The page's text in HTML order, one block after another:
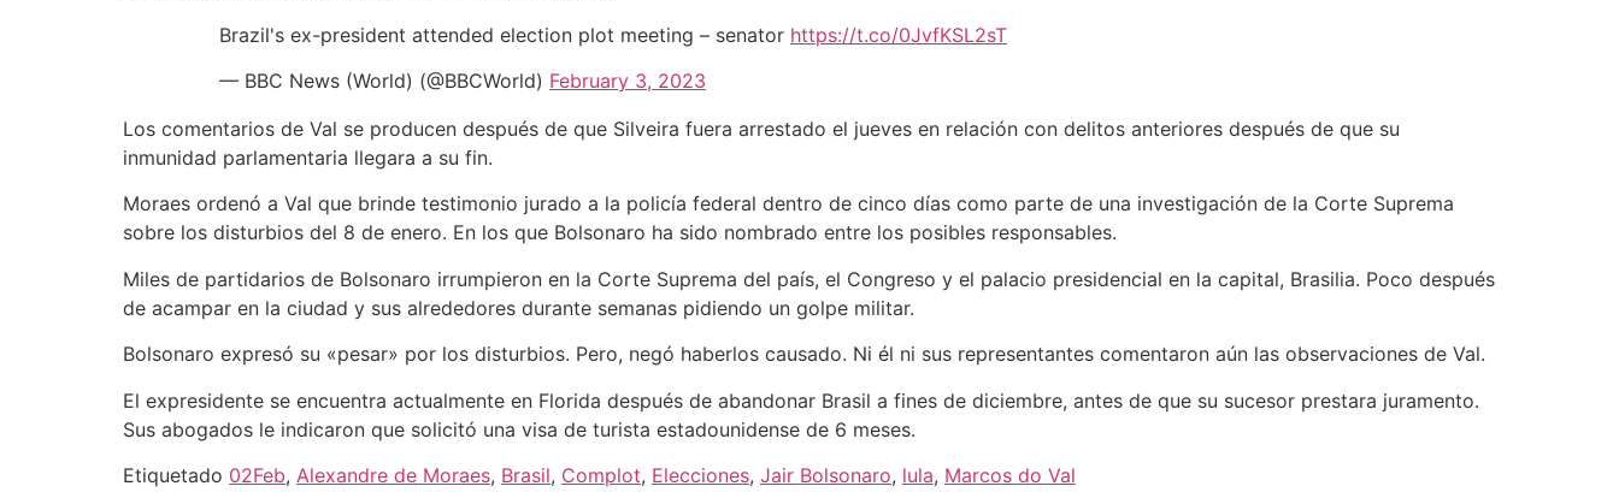
Brazil's ex-president attended election plot meeting – senator https://t.co/0JvfKSL2sT
— BBC News (World) (@BBCWorld) February 3, 2023
Los comentarios de Val se producen después de que Silveira fuera arrestado el jueves en relación con delitos anteriores después de que su
inmunidad parlamentaria llegara a su fin.
Moraes ordenó a Val que brinde testimonio jurado a la policía federal dentro de cinco días como parte de una investigación de la Corte Suprema
sobre los disturbios del 8 de enero. En los que Bolsonaro ha sido nombrado entre los posibles responsables.
Miles de partidarios de Bolsonaro irrumpieron en la Corte Suprema del país, el Congreso y el palacio presidencial en la capital, Brasilia. Poco después
de acampar en la ciudad y sus alrededores durante semanas pidiendo un golpe militar.
Bolsonaro expresó su «pesar» por los disturbios. Pero, negó haberlos causado. Ni él ni sus representantes comentaron aún las observaciones de Val.
El expresidente se encuentra actualmente en Florida después de abandonar Brasil a fines de diciembre, antes de que su sucesor prestara juramento.
Sus abogados le indicaron que solicitó una visa de turista estadounidense de 6 meses.
Etiquetado 02Feb, Alexandre de Moraes, Brasil, Complot, Elecciones, Jair Bolsonaro, lula, Marcos do Val